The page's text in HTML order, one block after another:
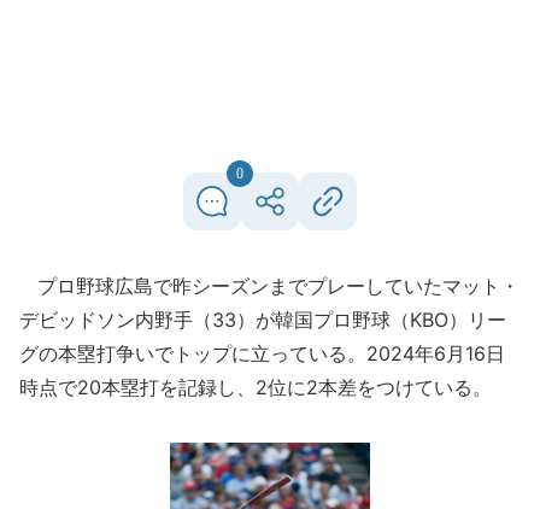
0
プロ野球広島で昨シーズンまでプレーしていたマット・
デビッドソン内野手（33）が韓国プロ野球（KBO）リー
グの本塁打争いでトップに立っている。2024年6月16日
時点で20本塁打を記録し、2位に2本差をつけている。